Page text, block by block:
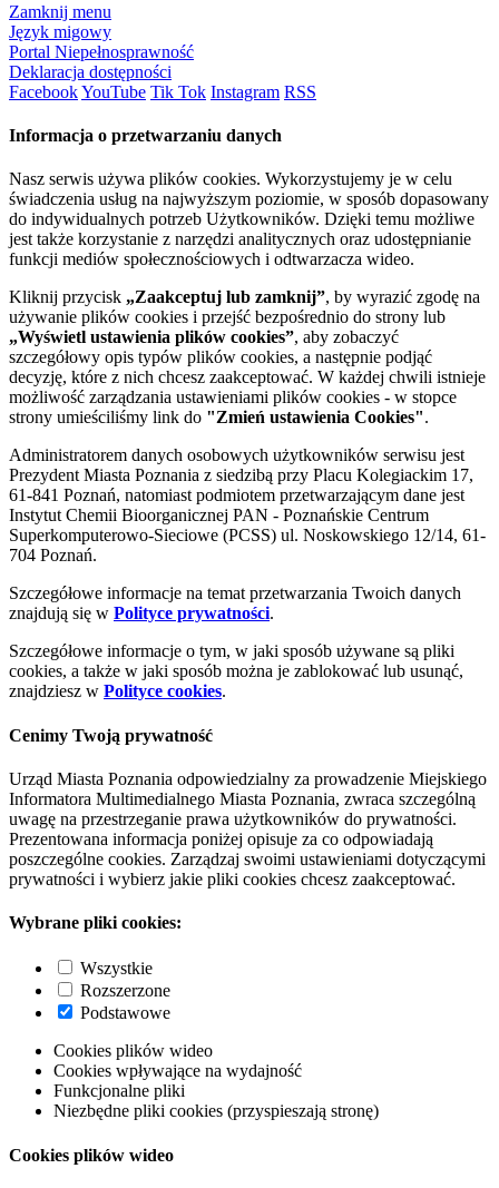
Zamknij menu
Język migowy
Portal Niepełnosprawność
Deklaracja dostępności
FacebookYouTube Tik Tok Instagram RSS
Informacja o przetwarzaniu danych
Nasz serwis używa plików cookies. Wykorzystujemy je w celu
świadczenia usług na najwyższym poziomie, w sposób dopasowany
do indywidualnych potrzeb Użytkowników. Dzięki temu możliwe
jest także korzystanie z narzędzi analitycznych oraz udostępnianie
funkcji mediów społecznościowych i odtwarzacza wideo.
Kliknij przycisk „Zaakceptuj lub zamknij”, by wyrazić zgodę na
używanie plików cookies i przejść bezpośrednio do strony lub
„Wyświetl ustawienia plików cookies”, aby zobaczyć
szczegółowy opis typów plików cookies, a następnie podjąć
decyzję, które z nich chcesz zaakceptować. W każdej chwili istnieje
możliwość zarządzania ustawieniami plików cookies - w stopce
strony umieściliśmy link do "Zmień ustawienia Cookies".
Administratorem danych osobowych użytkowników serwisu jest
Prezydent Miasta Poznania z siedzibą przy Placu Kolegiackim 17,
61-841 Poznań, natomiast podmiotem przetwarzającym dane jest
Instytut Chemii Bioorganicznej PAN - Poznańskie Centrum
Superkomputerowo-Sieciowe (PCSS) ul. Noskowskiego 12/14, 61-
704 Poznań.
Szczegółowe informacje na temat przetwarzania Twoich danych
znajdują się w Polityce prywatności.
Szczegółowe informacje o tym, w jaki sposób używane są pliki
cookies, a także w jaki sposób można je zablokować lub usunąć,
znajdziesz w Polityce cookies.
Cenimy Twoją prywatność
Urząd Miasta Poznania odpowiedzialny za prowadzenie Miejskiego
Informatora Multimedialnego Miasta Poznania, zwraca szczególną
uwagę na przestrzeganie prawa użytkowników do prywatności.
Prezentowana informacja poniżej opisuje za co odpowiadają
poszczególne cookies. Zarządzaj swoimi ustawieniami dotyczącymi
prywatności i wybierz jakie pliki cookies chcesz zaakceptować.
Wybrane pliki cookies:
Wszystkie
Rozszerzone
Podstawowe
Cookies plików wideo
Cookies wpływające na wydajność
Funkcjonalne pliki
Niezbędne pliki cookies (przyspieszają stronę)
Cookies plików wideo